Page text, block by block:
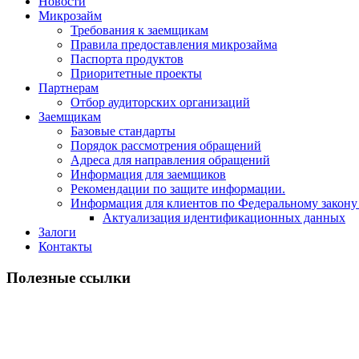
Микрозайм
Требования к заемщикам
Правила предоставления микрозайма
Паспорта продуктов
Приоритетные проекты
Партнерам
Отбор аудиторских организаций
Заемщикам
Базовые стандарты
Порядок рассмотрения обращений
Адреса для направления обращений
Информация для заемщиков
Рекомендации по защите информации.
Информация для клиентов по Федеральному
Актуализация идентификационных данных
Залоги
Контакты
Полезные ссылки